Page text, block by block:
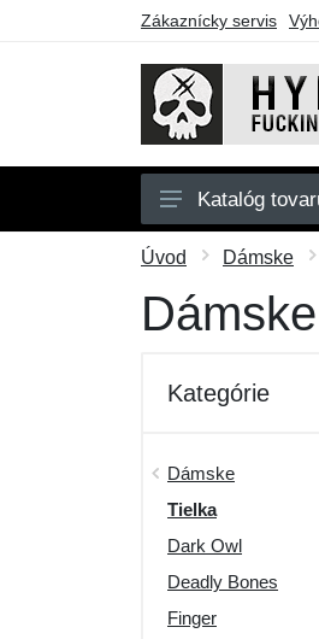
Zákaznícky servis
Pánske
Dámske
Darčekové
Katalóg
Úvod Dámske
Kategórie
Dámske
Tielka
Dark Owl
Deadly Bones
Finger